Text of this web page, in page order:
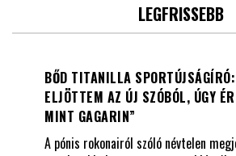
LEGFRISSEBB
BŐD TITANILLA
ELJÖTTEM AZ ÚJ SZÓBÓL, ÚGY
MINT GAGARIN”
A pónis rokonairól szóló névtelen